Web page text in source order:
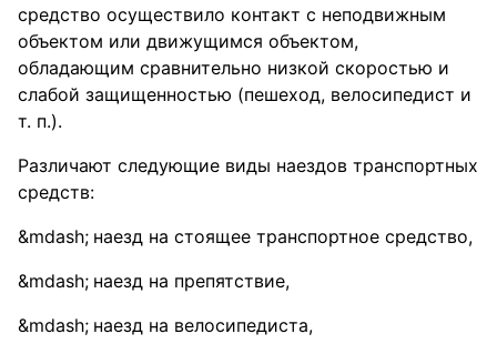
средство осуществило контакт с неподвижным
объектом или движущимся объектом,
обладающим сравнительно низкой скоростью и
слабой защищенностью (пешеход, велосипедист и
т. п.).
Различают следующие виды наездов транспортных
средств:
наезд на стоящее транспортное средство,
наезд на препятствие,
наезд на велосипедиста,